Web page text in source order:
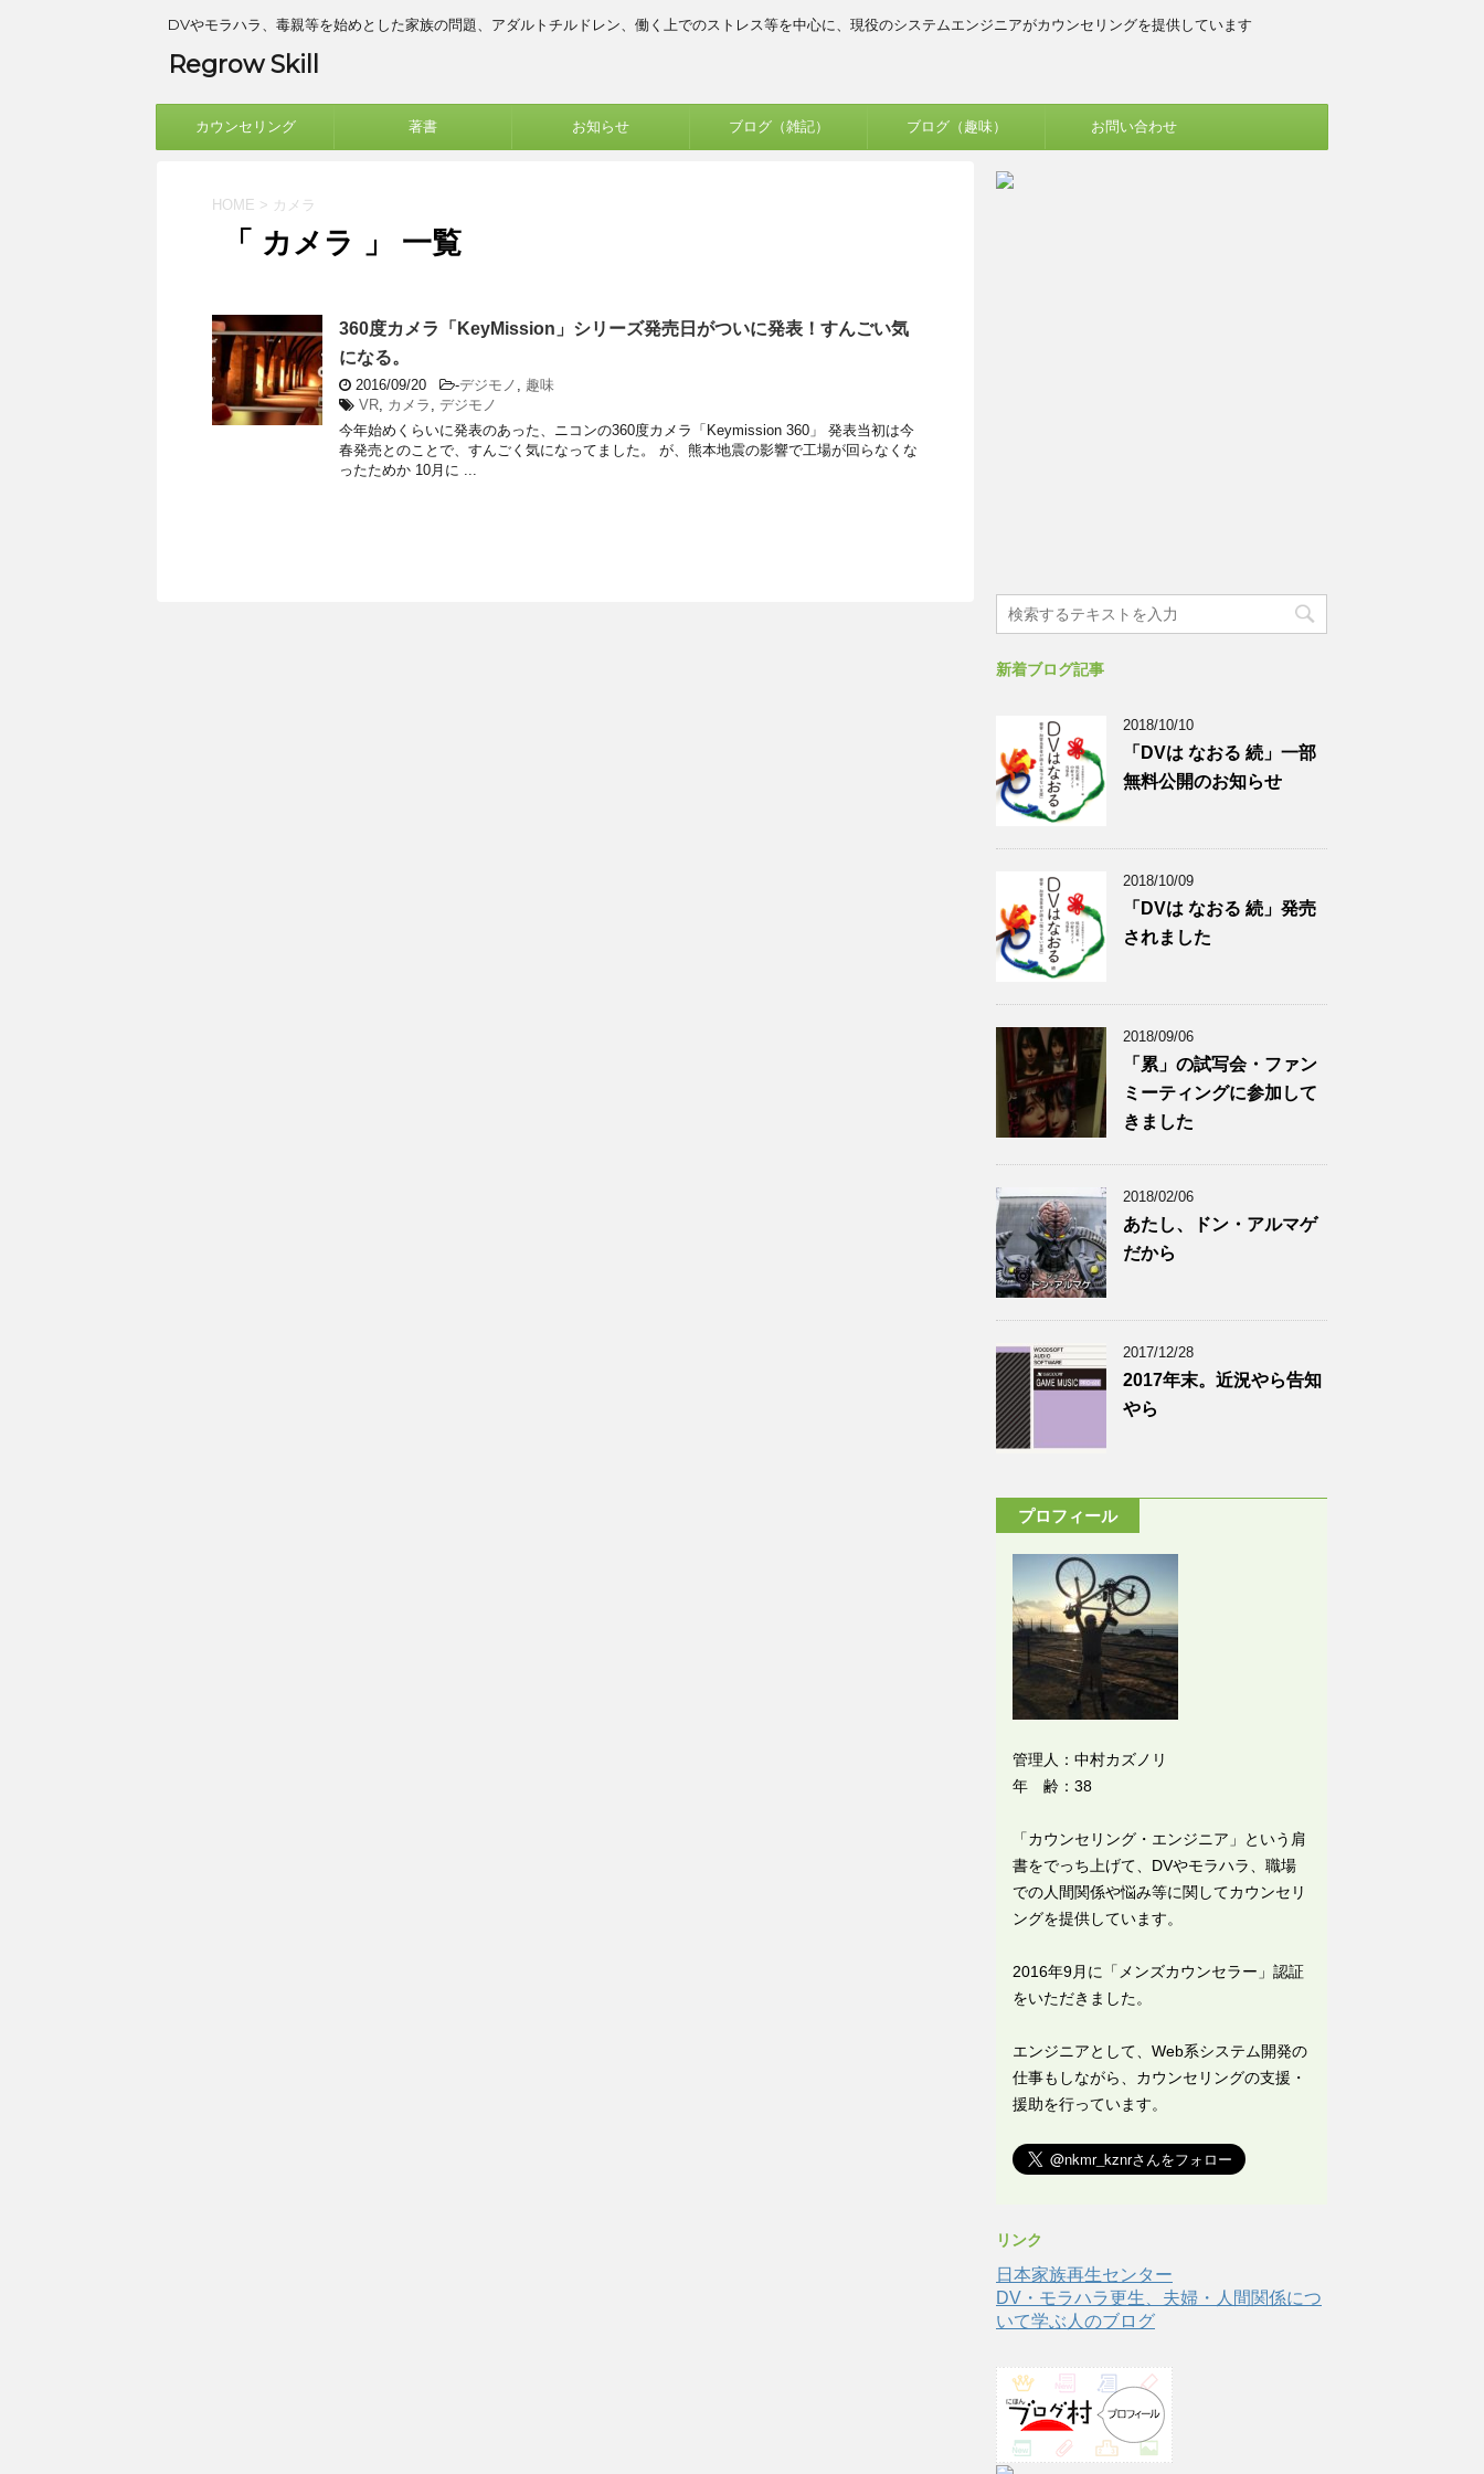
DVやモラハラ、毒親等を始めとした家族の問題、アダルトチルドレン、働く上でのストレス等を中心に、現役のシステムエンジニアがカウンセリングを提供しています
Regrow Skill
カウンセリング 著書 お知らせ ブログ（雑記） ブログ（趣味） お問い合わせ
HOME > カメラ
「 カメラ 」 一覧
360度カメラ「KeyMission」シリーズ発売日がついに発表！すんごい気
になる。
2016/09/20 -デジモノ , 趣味
VR, カメラ , デジモノ
今年始めくらいに発表のあった、ニコンの360度カメラ「Keymission 360」 発表当初は今
春発売とのことで、すんごく気になってました。 が、熊本地震の影響で工場が回らなくな
ったためか 10月に ...
新着ブログ記事
2018/10/10
「DVは なおる 続」一部
無料公開のお知らせ
2018/10/09
「DVは なおる 続」発売
されました
2018/09/06
「累」の試写会・ファン
ミーティングに参加して
きました
2018/02/06
あたし、ドン・アルマゲ
だから
2017/12/28
2017年末。近況やら告知
やら
プロフィール
管理人：中村カズノリ
年 齢：38
「カウンセリング・エンジニア」という肩
書をでっち上げて、DVやモラハラ、職場
での人間関係や悩み等に関してカウンセリ
ングを提供しています。
2016年9月に「メンズカウンセラー」認証
をいただきました。
エンジニアとして、Web系システム開発の
仕事もしながら、カウンセリングの支援・
援助を行っています。
リンク
日本家族再生センター
DV・モラハラ更生、夫婦・人間関係につ
いて学ぶ人のブログ